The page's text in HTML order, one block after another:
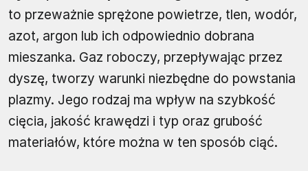
to przeważnie sprężone powietrze, tlen, wodór,
azot, argon lub ich odpowiednio dobrana
mieszanka. Gaz roboczy, przepływając przez
dyszę, tworzy warunki niezbędne do powstania
plazmy. Jego rodzaj ma wpływ na szybkość
cięcia, jakość krawędzi i typ oraz grubość
materiałów, które można w ten sposób ciąć.